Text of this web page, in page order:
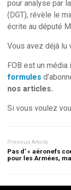
pour analyse par
(DGT), révèle le
écrite au député
Vous avez déjà lu
FOB est un média
formules
nos articles.
Si vous voulez
Previous Article
Pas d' « aéronefs
pour les Armées,